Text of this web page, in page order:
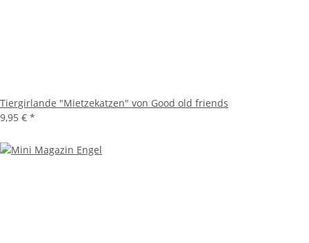
Tiergirlande "Mietzekatzen" von Good old friends
9,95 € *